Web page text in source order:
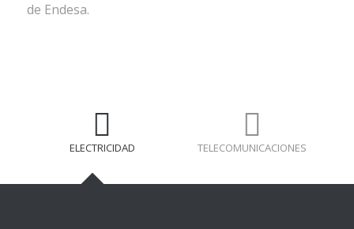
de Endesa.
ELECTRICIDAD TELECOMUNICACIONES